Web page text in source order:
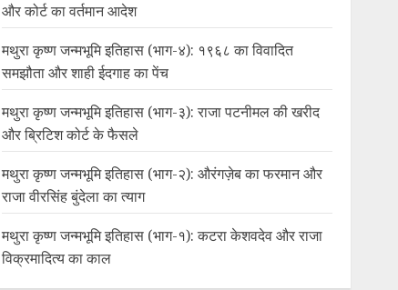
और कोर्ट का वर्तमान आदेश
मथुरा कृष्ण जन्मभूमि इतिहास (भाग-४): १९६८ का विवादित
समझौता और शाही ईदगाह का पेंच
मथुरा कृष्ण जन्मभूमि इतिहास (भाग-३): राजा पटनीमल की खरीद
और ब्रिटिश कोर्ट के फैसले
मथुरा कृष्ण जन्मभूमि इतिहास (भाग-२): औरंगज़ेब का फरमान और
राजा वीरसिंह बुंदेला का त्याग
मथुरा कृष्ण जन्मभूमि इतिहास (भाग-१): कटरा केशवदेव और राजा
विक्रमादित्य का काल